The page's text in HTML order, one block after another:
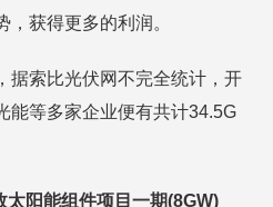
，获得更多的利润。
据索比光伏网不完全统计，开
能等多家企业便有共计34.5G
阳能组件项目一期(8GW)